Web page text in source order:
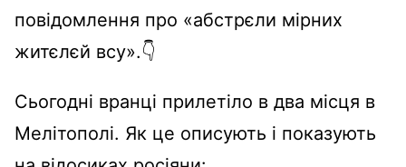
повідомлення про «абстрєли мірних
житєлєй всу».👇
Сьогодні вранці прилетіло в два місця в
Мелітополі. Як це описують і показують